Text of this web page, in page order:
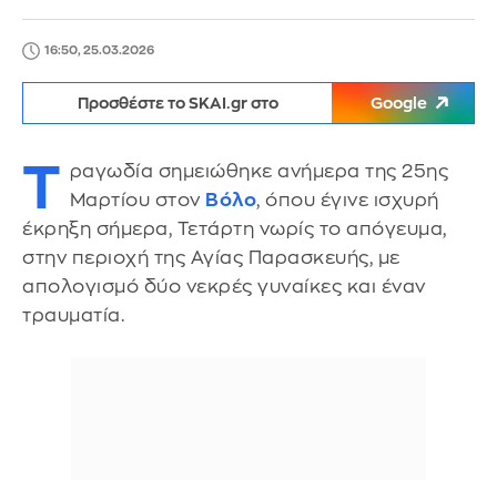
16:50, 25.03.2026
Προσθέστε το SKAI.gr στο Google
Τ ραγωδία σημειώθηκε ανήμερα της 25ης
Μαρτίου στον Βόλο, όπου έγινε ισχυρή
έκρηξη σήμερα, Τετάρτη νωρίς το απόγευμα,
στην περιοχή της Αγίας Παρασκευής, με
απολογισμό δύο νεκρές γυναίκες και έναν
τραυματία.